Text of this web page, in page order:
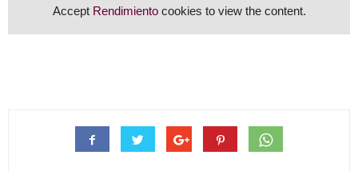
Accept Rendimientocookies to view the content.